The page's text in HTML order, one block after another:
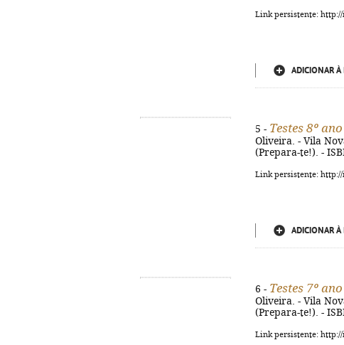
Link persistente:
ADICIONAR À
5 - Testes 8º
Oliveira. - Vila
(Prepara-te!). -
Link persistente:
ADICIONAR À
6 - Testes 7º
Oliveira. - Vila
(Prepara-te!). -
Link persistente: